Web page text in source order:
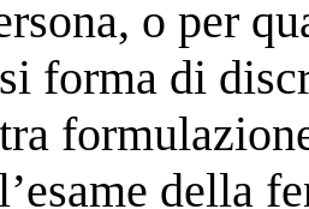
o per
forma di
della